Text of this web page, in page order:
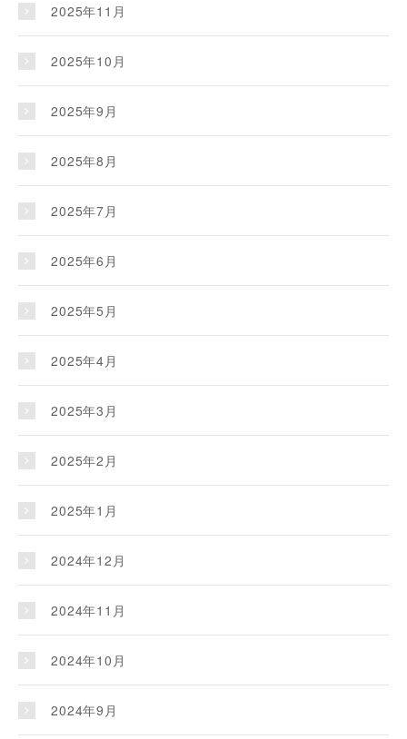
2025年11月
2025年10月
2025年9月
2025年8月
2025年7月
2025年6月
2025年5月
2025年4月
2025年3月
2025年2月
2025年1月
2024年12月
2024年11月
2024年10月
2024年9月